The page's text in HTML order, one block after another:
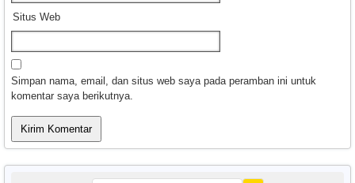
Situs Web
Simpan nama, email, dan situs web saya pada peramban ini untuk
komentar saya berikutnya.